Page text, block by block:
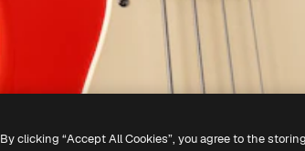
By clicking “Accept All Cookies”, you agree to the